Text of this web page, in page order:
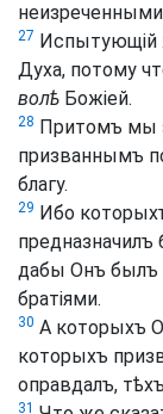
27 Испытующій
Духа, потому
волѣ Божіей.
28 Притомъ мы
призваннымъ
благу.
29 Ибо
дабы Онъ
братіями.
30 А которыхъ
которыхъ
оправдалъ,
31